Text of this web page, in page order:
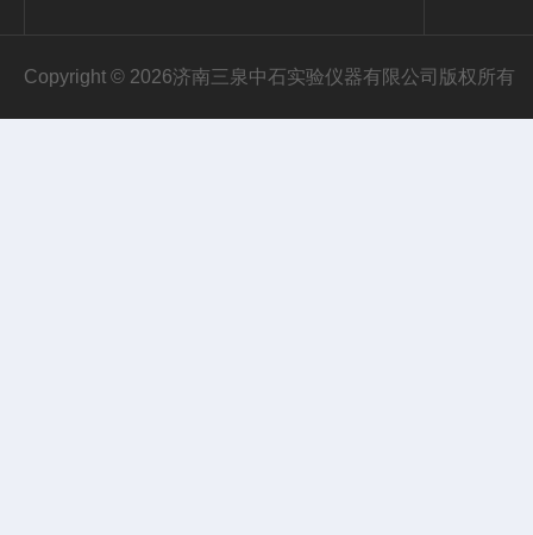
Copyright © 2026济南三泉中石实验仪器有限公司版权所有